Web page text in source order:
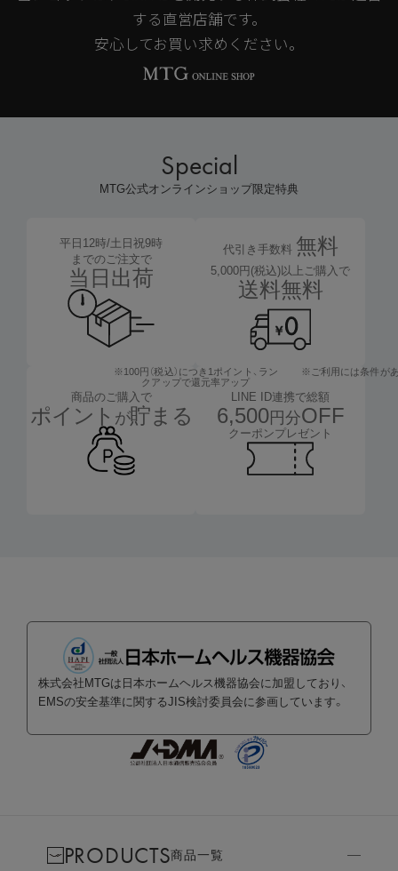
する直営店舗です。
安心してお買い求めください。
Special
MTG公式オンラインショップ限定特典
平日12時/土日祝9時
までのご注文で
当日出荷
代引き手数料 無料
5,000円(税込)以上ご購入で
送料無料
商品のご購入で
ポイント が貯まる
※100円（税込）につき1ポイント、 ラン
クアップで還元率アップ
LINE ID連携で総額
6,500円分OFF
クーポンプレゼント
※ご利用には条件が
株式会社MTGは日本ホームヘルス機器協会に加盟しており、
EMSの安全基準に関するJIS検討委員会に参画しています。
PRODUCTS商品一覧